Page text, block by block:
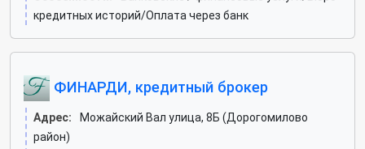
кредитных историй/Оплата через банк
ФИНАРДИ, кредитный брокер
Адрес:
Можайский Вал улица, 8Б (Дорогомилово
район)